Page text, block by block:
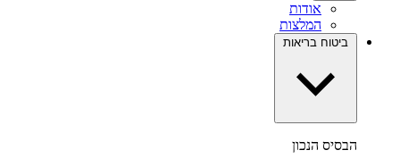
אודות
המלצות
ביטוח בריאות
הבסיס הנכון